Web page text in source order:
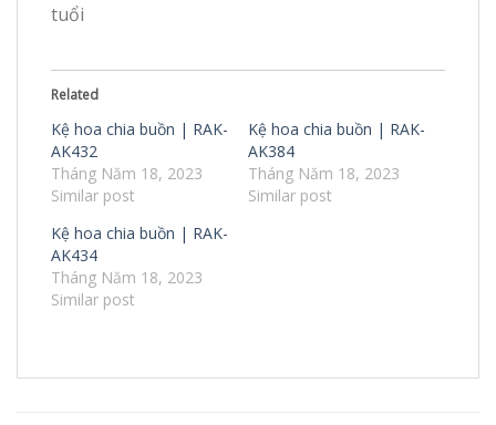
tuổi
Related
Kệ hoa chia buồn | RAK-
AK432
Tháng Năm 18, 2023
Similar post
Kệ hoa chia buồn | RAK-
AK384
Tháng Năm 18, 2023
Similar post
Kệ hoa chia buồn | RAK-
AK434
Tháng Năm 18, 2023
Similar post